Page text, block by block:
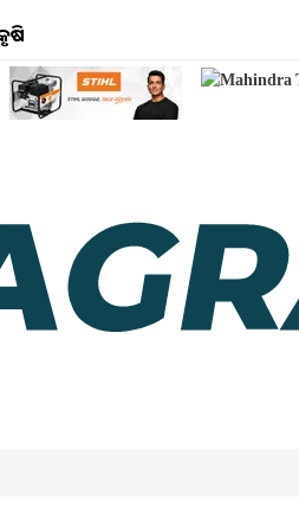
ଆମେ ହ୍ବାଟ୍ସଆପ୍‌ରେ ଅଛୁ ! ଆମ ହ୍ବାଟ୍ସଆପ ଗ୍ରୁପରେ
ଯୋଗଦିଅନ୍ତୁ ଏବଂ ଆପଙ୍କୁ ଆବଶ୍ୟକ ହେଉଥିବା ସବୁ
ଅପଡେଟ୍‌ ପାଆନ୍ତୁ ପ୍ରତିଦିନ ।
ହ୍ବାଟ୍ସଆପରେ ଜଏନ କରନ୍ତୁ